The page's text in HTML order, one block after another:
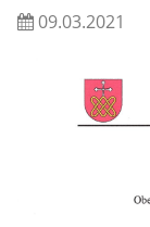
09.03.2021